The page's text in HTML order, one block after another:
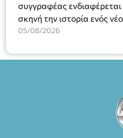
συγγραφέας
σκηνή την ιστορία ενός
κάθειρξης για
ασθένεια, τον ερωτισμό.
έργο, ενώ η παράσταση
θεατρικό γεγονός χάρη
Θάνου Λέκκα στον ρόλο
Καπουράνη, νικητή του
05/08/2026